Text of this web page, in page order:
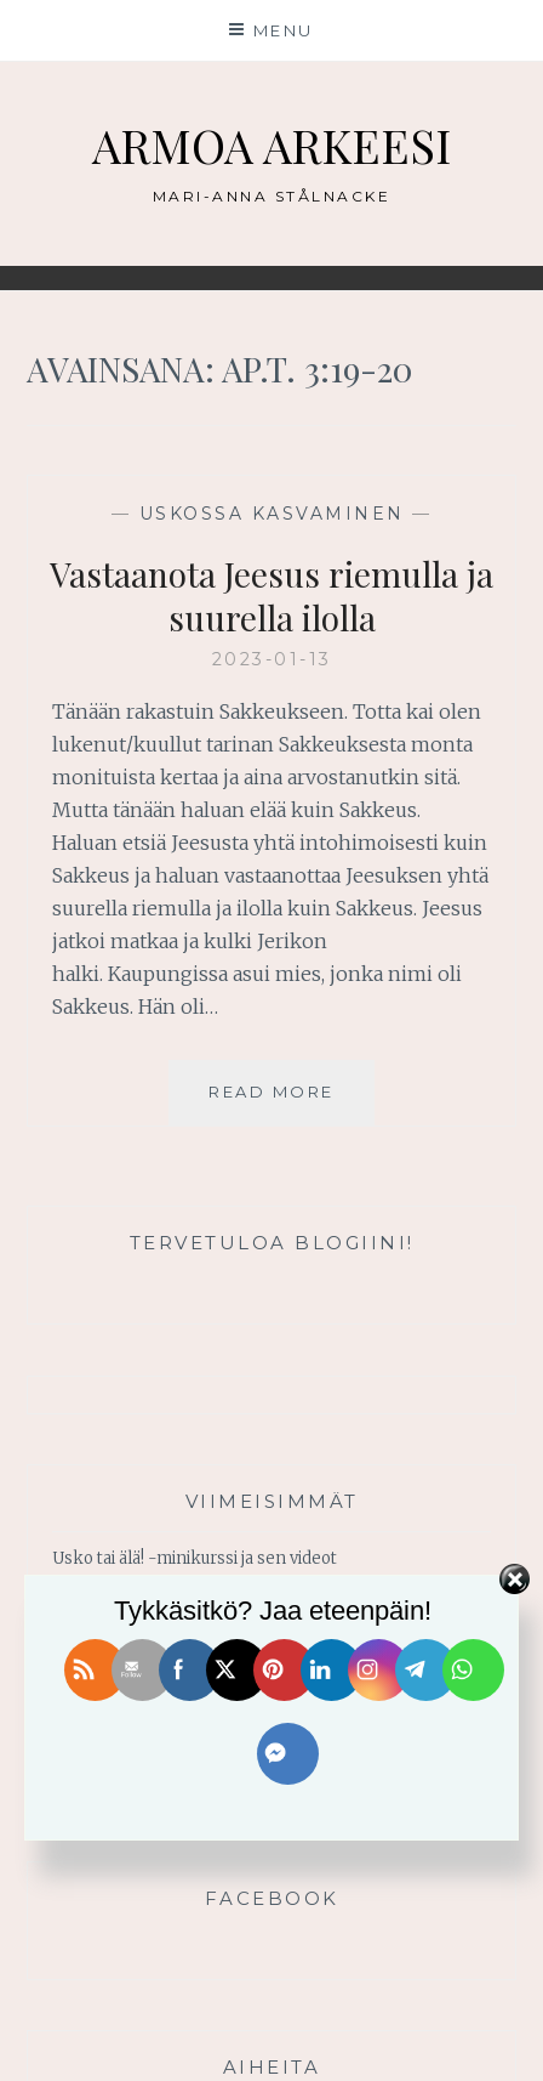
MENU
ARMOA ARKEESI
MARI-ANNA STÅLNACKE
AVAINSANA: AP.T. 3:19-20
— USKOSSA KASVAMINEN —
Vastaanota Jeesus riemulla ja
suurella ilolla
2023-01-13
Tänään rakastuin Sakkeukseen. Totta kai olen
lukenut/kuullut tarinan Sakkeuksesta monta
monituista kertaa ja aina arvostanutkin sitä.
Mutta tänään haluan elää kuin Sakkeus.
Haluan etsiä Jeesusta yhtä intohimoisesti kuin
Sakkeus ja haluan vastaanottaa Jeesuksen yhtä
suurella riemulla ja ilolla kuin Sakkeus. Jeesus
jatkoi matkaa ja kulki Jerikon
halki. Kaupungissa asui mies, jonka nimi oli
Sakkeus. Hän oli…
READ MORE
TERVETULOA BLOGIINI!
VIIMEISIMMÄT
Usko tai älä! -minikurssi ja sen videot
Vahvistu armosta!
Älä yritä omin voimin
FACEBOOK
AIHEITA
Tykkäsitkö? Jaa eteenpäin!